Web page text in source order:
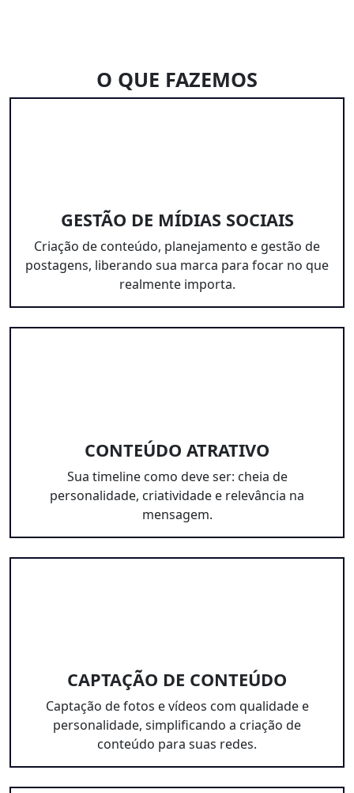
O QUE FAZEMOS
GESTÃO DE MÍDIAS SOCIAIS
Criação de conteúdo, planejamento e gestão de
postagens, liberando sua marca para focar no que
realmente importa.
CONTEÚDO ATRATIVO
Sua timeline como deve ser: cheia de
personalidade, criatividade e relevância na
mensagem.
CAPTAÇÃO DE CONTEÚDO
Captação de fotos e vídeos com qualidade e
personalidade, simplificando a criação de
conteúdo para suas redes.